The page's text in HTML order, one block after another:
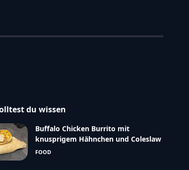
du wissen
Buffalo Chicken Burrito mit
knusprigem Hähnchen und Coleslaw
FOOD